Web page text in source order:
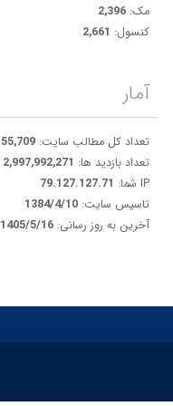
مک: 2,396
کنسول: 2,661
آمار
تعداد کل مطالب سایت: 55,709
تعداد بازدید ها: 2,997,992,271
IP شما:
79.127.127.71
تاسیس سایت: 1384/4/10
آخرین به روز رسانی: 1405/5/16